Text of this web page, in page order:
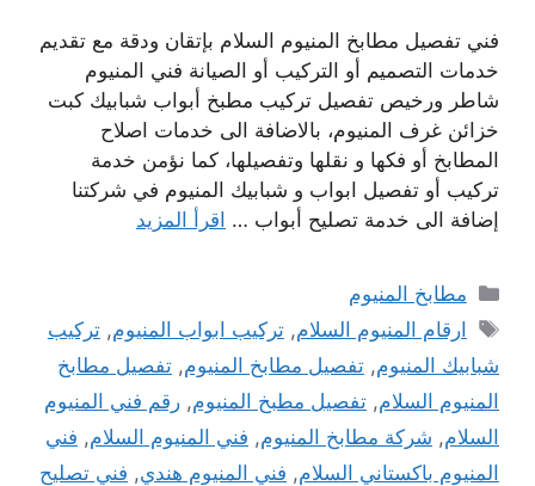
فني تفصيل مطابخ المنيوم السلام بإتقان ودقة مع تقديم
خدمات التصميم أو التركيب أو الصيانة فني المنيوم
شاطر ورخيص تفصيل تركيب مطبخ أبواب شبابيك كبت
خزائن غرف المنيوم، بالاضافة الى خدمات اصلاح
المطابخ أو فكها و نقلها وتفصيلها، كما نؤمن خدمة
تركيب أو تفصيل ابواب و شبابيك المنيوم في شركتنا
إضافة الى خدمة تصليح أبواب … اقرأ المزيد
التصنيفات
مطابخ المنيوم
الوسوم
ارقام المنيوم السلام,تركيب ابواب المنيوم,تركيب
شبابيك المنيوم, تفصيل مطابخ المنيوم, تفصيل مطابخ
المنيوم السلام, تفصيل مطبخ المنيوم, رقم فني المنيوم
السلام, شركة مطابخ المنيوم, فني المنيوم السلام, فني
المنيوم باكستاني السلام, فني المنيوم هندي, فني تصليح